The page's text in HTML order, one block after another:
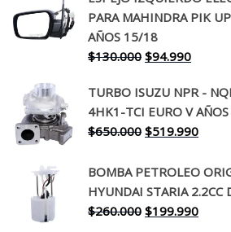
PARA MAHINDRA PIK
AÑOS 15/18
$130.000 El
original
era:
$130.000.
$94.990El
actual
es:
$94.990.
TURBO ISUZU NPR -
4HK1-TCI EURO V
$650.000 El
original
era:
$650.000.
$519.990El
actual
es:
BOMBA PETROLEO
HYUNDAI STARIA
$260.000 El
$199.990El